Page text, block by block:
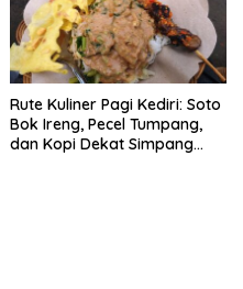
Rute Kuliner Pagi Kediri: Soto
Bok Ireng, Pecel Tumpang,
dan Kopi Dekat Simpang